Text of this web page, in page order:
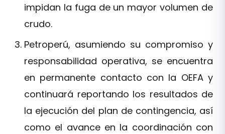
impidan la fuga de un mayor volumen de
crudo.
Petroperú, asumiendo su compromiso y
responsabilidad operativa, se encuentra
en permanente contacto con la OEFA y
continuará reportando los resultados de
la ejecución del plan de contingencia, así
como el avance en la coordinación con